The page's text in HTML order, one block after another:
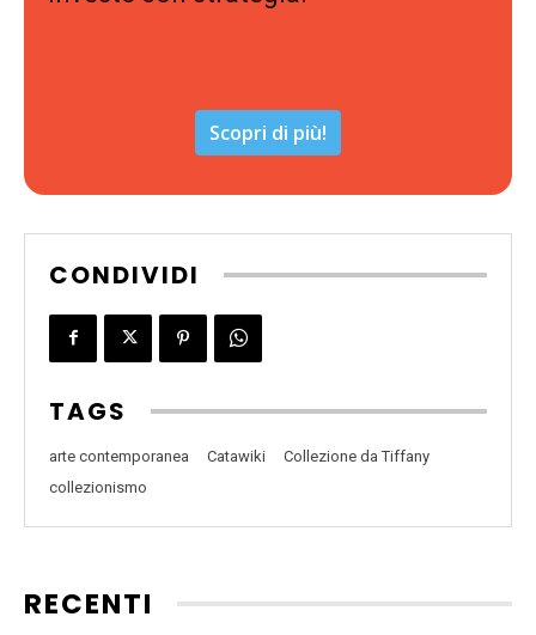
Scopri di più!
CONDIVIDI
TAGS
arte contemporanea Catawiki
Collezione da Tiffany
collezionismo
RECENTI